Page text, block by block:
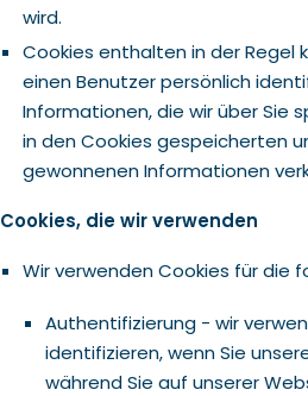
wird.
Cookies enthalten in der Regel
einen Benutzer persönlich
Informationen, die wir über Sie
in den Cookies gespeicherten
gewonnenen Informationen
Cookies, die wir verwenden
Wir verwenden Cookies für die
Authentifizierung - wir
identifizieren, wenn Sie
während Sie auf unserer